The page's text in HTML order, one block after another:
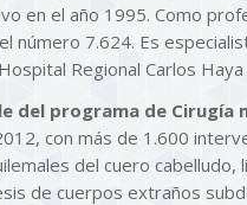
en el año 1995. Como
número 7.624. Es
Regional Carlos
del programa de Cirugía
con más de 1.600
del cuero
de cuerpos extraños